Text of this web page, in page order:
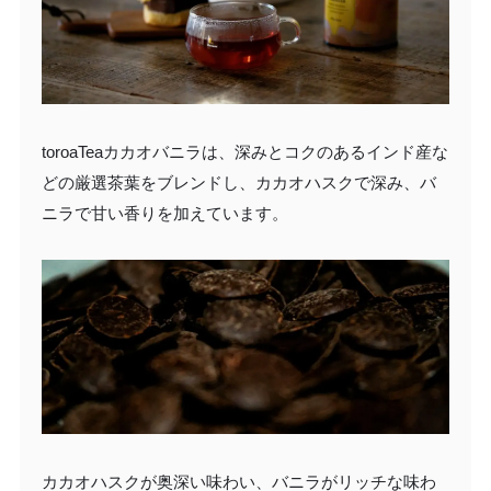
toroaTeaカカオバニラは、深みとコクのあるインド産な
どの厳選茶葉をブレンドし、カカオハスクで深み、バ
ニラで甘い香りを加えています。
カカオハスクが奥深い味わい、バニラがリッチな味わ